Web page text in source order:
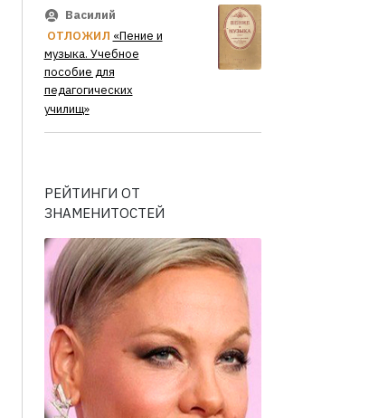
Василий
ОТЛОЖИЛ «Пение и
музыка. Учебное
пособие для
педагогических
училищ»
РЕЙТИНГИ ОТ
ЗНАМЕНИТОСТЕЙ